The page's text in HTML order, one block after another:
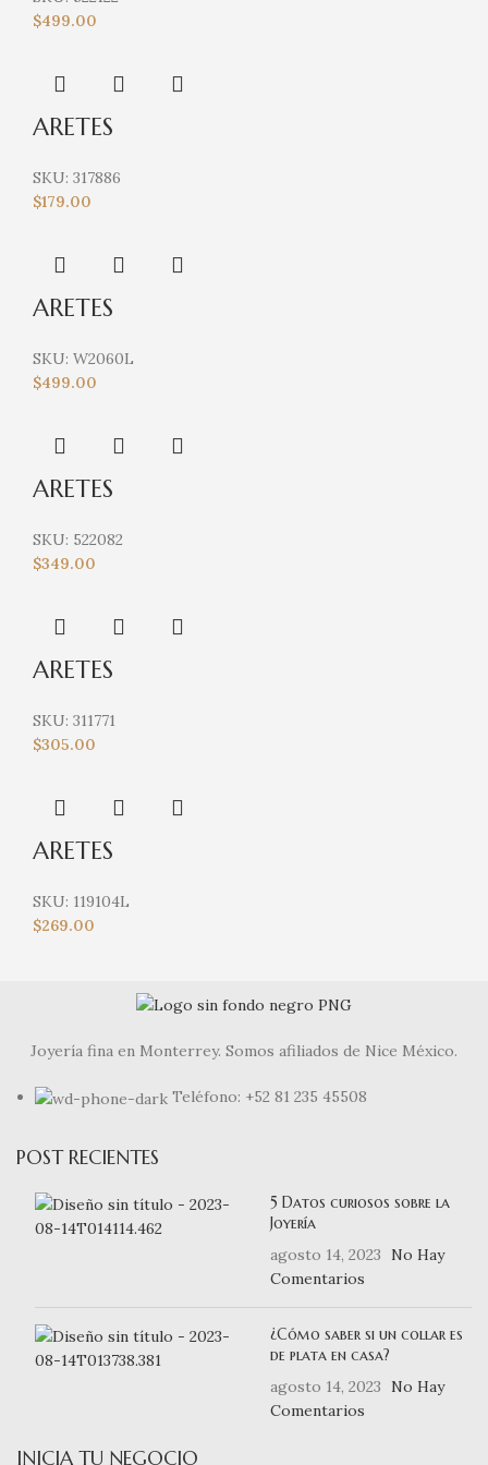
$499.00
ARETES
SKU: 317886
$179.00
ARETES
SKU: W2060L
$499.00
ARETES
SKU: 522082
$349.00
ARETES
SKU: 311771
$305.00
ARETES
SKU: 119104L
$269.00
Joyería fina en Monterrey. Somos afiliados de Nice México.
Teléfono: +52 81 235 45508
POST RECIENTES
5 Datos curiosos sobre la
Joyería
agosto 14, 2023
No Hay
Comentarios
¿Cómo saber si un collar es
de plata en casa?
agosto 14, 2023
No Hay
Comentarios
INICIA TU NEGOCIO